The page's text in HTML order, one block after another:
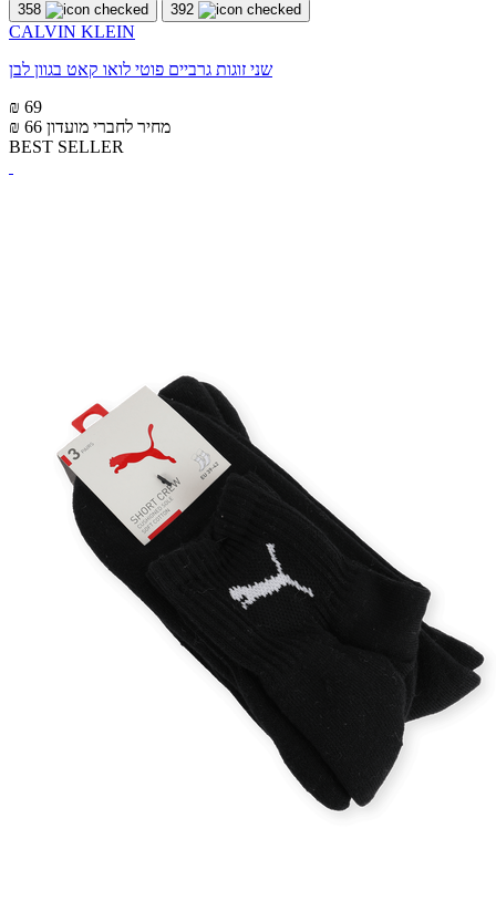
358 392
CALVIN KLEIN
שני זוגות גרביים פוטי לואו קאט בגוון לבן
₪ 69
₪ 66 מחיר לחברי מועדון
BEST SELLER